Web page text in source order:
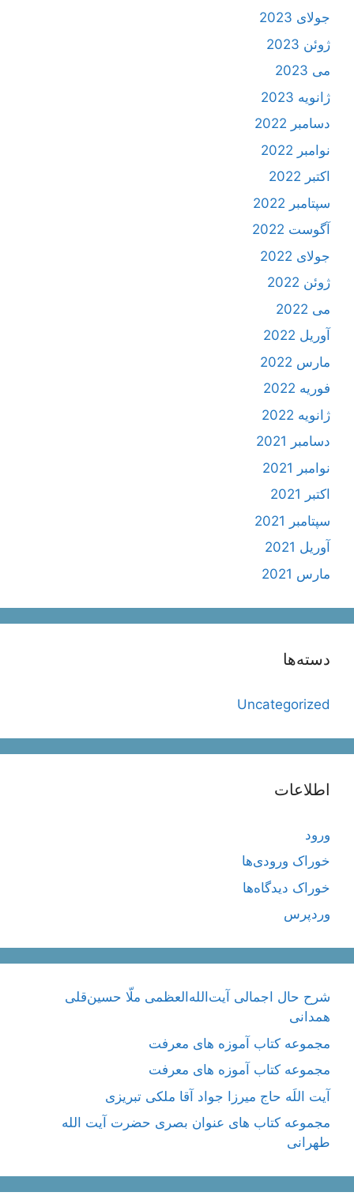
جولای 2023
ژوئن 2023
می 2023
ژانویه 2023
دسامبر 2022
نوامبر 2022
اکتبر 2022
سپتامبر 2022
آگوست 2022
جولای 2022
ژوئن 2022
می 2022
آوریل 2022
مارس 2022
فوریه 2022
ژانویه 2022
دسامبر 2021
نوامبر 2021
اکتبر 2021
سپتامبر 2021
آوریل 2021
مارس 2021
دسته‌ها
Uncategorized
اطلاعات
ورود
خوراک ورودی‌ها
خوراک دیدگاه‌ها
وردپرس
شرح حال اجمالی آیت‌الله‌العظمی ملّا حسین‌قلی
همدانی
مجموعه کتاب آموزه های معرفت
مجموعه کتاب آموزه های معرفت
آیت اللَه حاج میرزا جواد آقا ملکی تبریزی
مجموعه کتاب های عنوان بصری حضرت آیت الله
طهرانی